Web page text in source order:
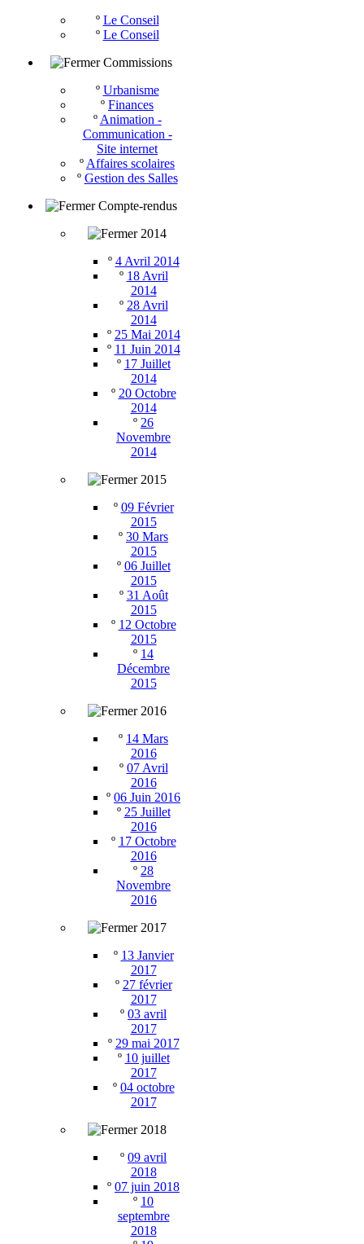
º Le Conseil
º Le Conseil
Commissions
º Urbanisme
º Finances
º Animation -
Communication -
Site internet
º Affaires scolaires
º Gestion des Salles
Compte-rendus
2014
º 4 Avril 2014
º 18 Avril
2014
º 28 Avril
2014
º 25 Mai 2014
º 11 Juin 2014
º 17 Juillet
2014
º 20 Octobre
2014
º 26
Novembre
2014
2015
º 09 Février
2015
º 30 Mars
2015
º 06 Juillet
2015
º 31 Août
2015
º 12 Octobre
2015
º 14
Décembre
2015
2016
º 14 Mars
2016
º 07 Avril
2016
º 06 Juin 2016
º 25 Juillet
2016
º 17 Octobre
2016
º 28
Novembre
2016
2017
º 13 Janvier
2017
º 27 février
2017
º 03 avril
2017
º 29 mai 2017
º 10 juillet
2017
º 04 octobre
2017
2018
º 09 avril
2018
º 07 juin 2018
º 10
septembre
2018